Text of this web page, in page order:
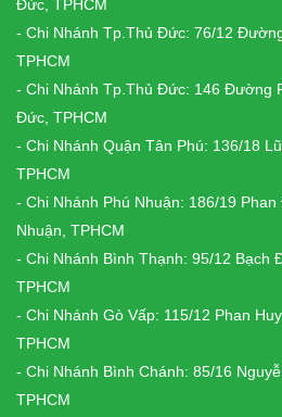
Đức, TPHCM
- Chi Nhánh Tp.Thủ Đức: 76/12
TPHCM
- Chi Nhánh Tp.Thủ Đức: 146 Đường
Đức, TPHCM
- Chi Nhánh Quận Tân Phú: 136/18
TPHCM
- Chi Nhánh Phú Nhuận: 186/19
Nhuận, TPHCM
- Chi Nhánh Bình Thạnh: 95/12 Bạch
TPHCM
- Chi Nhánh Gò Vấp: 115/12 Phan
TPHCM
- Chi Nhánh Bình Chánh: 85/16
TPHCM